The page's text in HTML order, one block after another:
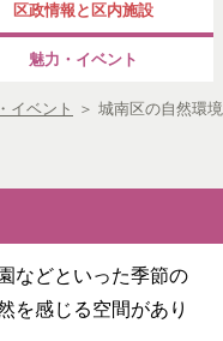
区政情報と区内施設
魅力・イベント
イベント ＞ 城南区の自然環境
などといった季節の
を感じる空間があり